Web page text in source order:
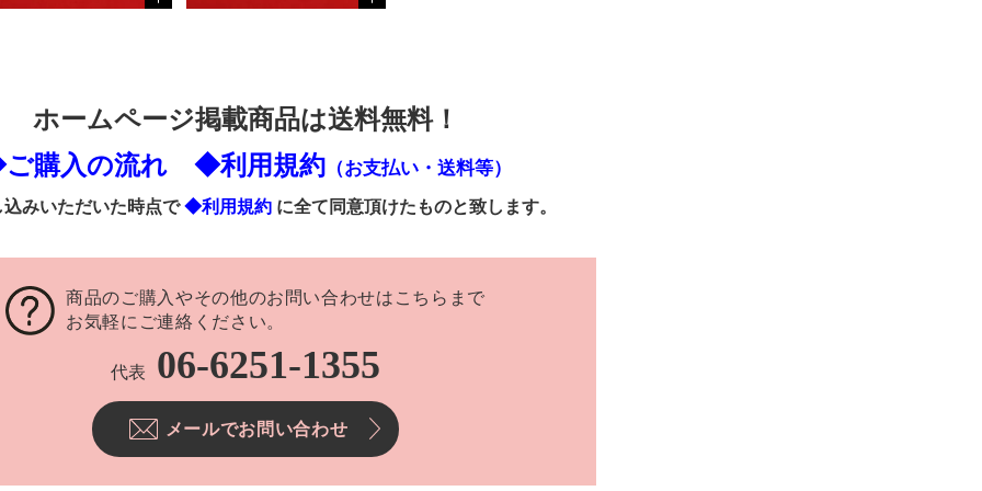
ホームページ掲載商品は送料無料！
購入の流れ
◆利用規約 （お支払い・送料等）
みいただいた時点で◆利用規約 に全て同意頂けたものと致します。
商品のご購入やその他のお問い合わせはこちらまで
お気軽にご連絡ください。
代表 06-6251-1355
メールでお問い合わせ